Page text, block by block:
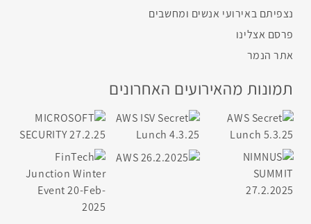
נצפיתם באירועי אנשים ומחשבים
פרסם אצלינו
אתר הנמר
תמונות מהאירועים האחרונים